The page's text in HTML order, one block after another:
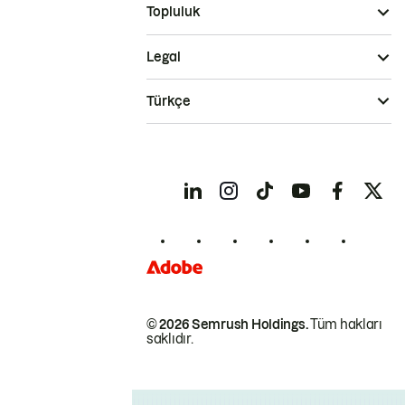
Topluluk
© 2026 Semrush Holdings.Tüm hakları
saklıdır.
Legal
Türkçe